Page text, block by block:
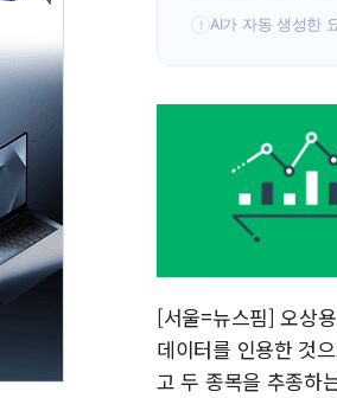
! AI가 자동 생성한
[서울=뉴스핌] 오상
데이터를 인용한 것
고 두 종목을 추종하